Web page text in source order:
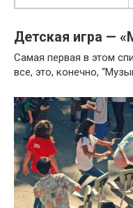
Детская игра —
Самая первая в этом
все, это, конечно,